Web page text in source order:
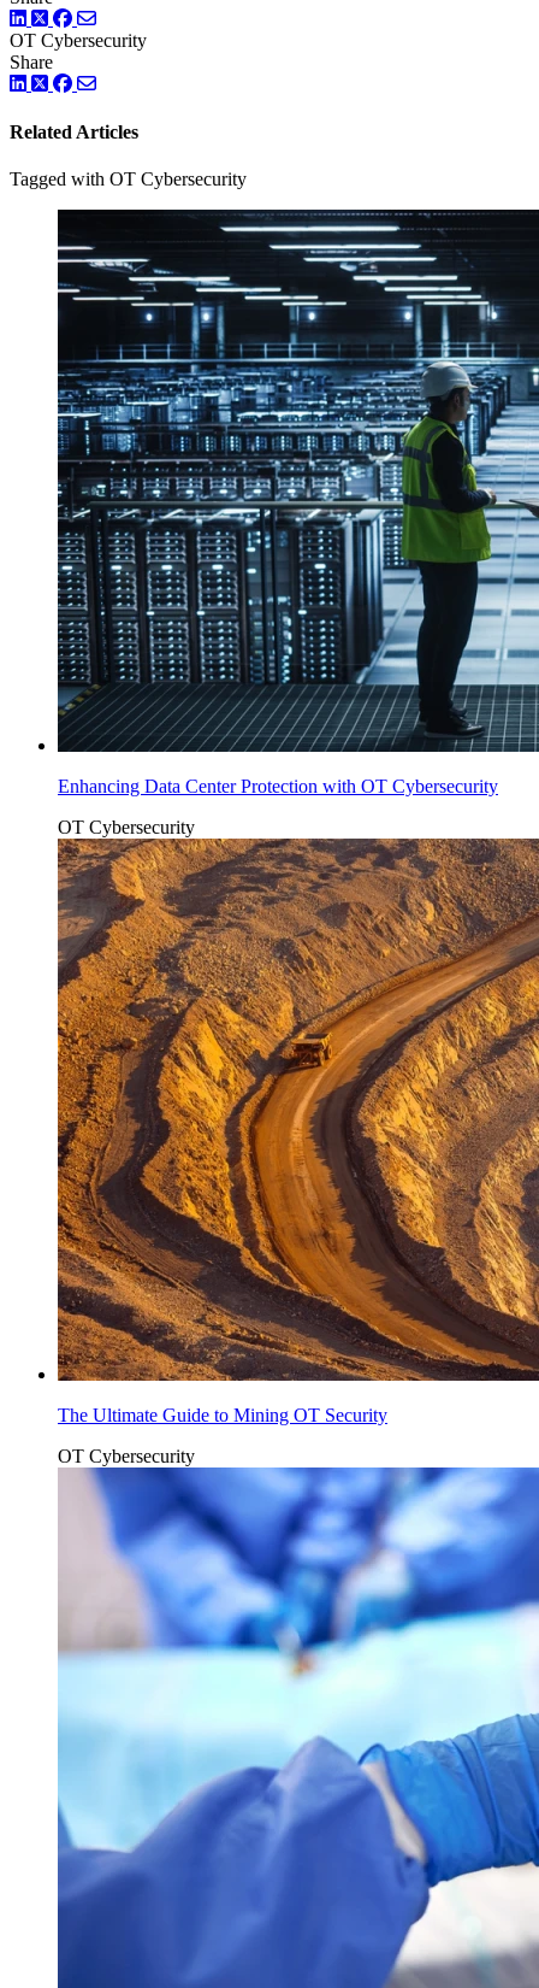
LinkedIn
TwitterFacebook
OT Cybersecurity
Share
LinkedIn
TwitterFacebook
Related Articles
Tagged with OT Cybersecurity
Enhancing Data Center Protection with OT Cybersecurity
OT Cybersecurity
The Ultimate Guide to Mining OT Security
OT Cybersecurity